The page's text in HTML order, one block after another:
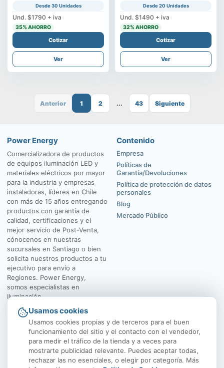
Desde 30 Unidades
Und. $1790 + iva
35% AHORRO
Cotizar
Ver
Desde 20 Unidades
Und. $1490 + iva
32% AHORRO
Cotizar
Ver
Anterior 1 2 ... 43 Siguiente
Power Energy
Comercializadora de productos
de equipos iluminación LED y
materiales eléctricos por mayor
para la industria y empresas
instaladoras, líderes en Chile
con más de 15 años entregando
productos con garantía de
calidad, certificaciones y el
mejor servicio de Post-Venta,
cónocenos en nuestras
sucursales en Santiago o bien
solicita nuestros productos a tu
ejecutivo para envío a
Regiones. Power Energy,
somos especialistas en
Iluminación.
Contenido
Empresa
Políticas de
Garantía/Devoluciones
Política de protección de datos
personales
Blog
Mercado Público
El Rosal 4547, Huechuraba
Usamos cookies
Usamos cookies propias y de terceros para el buen
funcionamiento del sitio y el contacto con el vendedor,
para medir el tráfico de la tienda y a veces para
mostrarte publicidad relevante. Puedes aceptar todas,
rechazar las no esenciales, o elegir por categoría. Más